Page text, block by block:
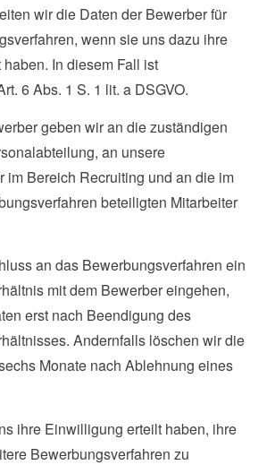
wir die Daten der Bewerber für
wenn sie uns dazu ihre
In diesem Fall ist
6 Abs. 1 S. 1 lit. a DSGVO.
geben wir an die zuständigen
an unsere
im Bereich Recruiting und an die im
beteiligten Mitarbeiter
an das Bewerbungsverfahren ein
mit dem Bewerber eingehen,
erst nach Beendigung des
Andernfalls löschen wir die
Monate nach Ablehnung eines
ihre Einwilligung erteilt haben, ihre
Bewerbungsverfahren zu